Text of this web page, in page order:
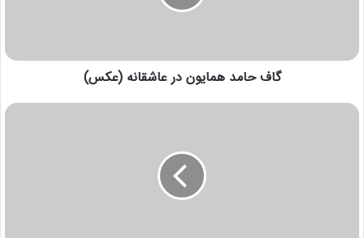
گاف حامد همايون در عاشقانه (عكس)